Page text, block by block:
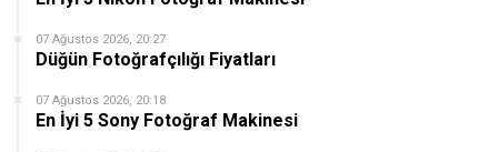
07 Ağustos 2026, 20:27
Düğün Fotoğrafçılığı Fiyatları
07 Ağustos 2026, 20:18
En İyi 5 Sony Fotoğraf Makinesi